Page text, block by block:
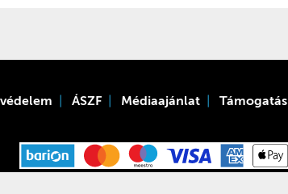
ÁSZF Médiaajánlat Támogatás